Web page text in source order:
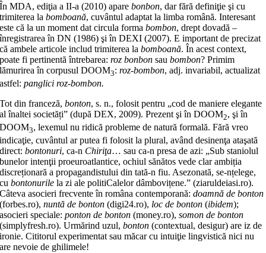
În MDA, ediţia a II-a (2010) aparebonbon, dar fără definiţie şi cu
trimi­terea labomboană, cuvântul adaptat la limba română. Interesant
este că la un moment dat circula formabombon, drept dovadă –
înregistrarea în DN (1986) şi în DEXI (2007). E important de precizat
că ambele articole includ trimiterea labomboană. În acest con­text,
poate fi pertinentă întrebarea:roz bonbon saubombon? Primim
lămurirea în corpusul DOOM3:roz-bombon, adj. invariabil, actualizat
astfel:panglici roz-bombon.
Tot din franceză,bonton, s. n., folo­sit pentru „cod de maniere elegante
al înaltei societăți” (după DEX, 2009). Prezent şi în DOOM2, şi în
DOOM3, lexemul nu ridică probleme de natură formală. Fără vreo
indicaţie, cuvântul ar putea fi folosit la plural, având desi­nen­ţa ataşată
direct:bontonuri, ca-n Chiriţa… sau ca-n presa de azi: „Sub sta­niolul
bunelor intenţii proeuro­atlan­tice, ochiul sănătos vede clar am­biția
discreționară a propagandistului din tată-n fiu. Asezonată, se-nțelege,
cubontonurile la zi ale politiCalelor dâm­bo­vițene.” (ziaruldeiasi.ro).
Câteva aso­cieri frecvente în româna contem­porană:doamnă de bonton
(forbes.ro),nuntă de bonton (digi24.ro), loc de bonton(ibidem);
asocieri speciale:pon­ton de bonton (money.ro),somon de bon­ton
(simplyfresh.ro). Urmărind uzul,bonton (contextual, desigur) are iz de
ironie. Cititorul experimentat sau măcar cu intuiţie lingvistică nici nu
are nevoie de ghilimele!